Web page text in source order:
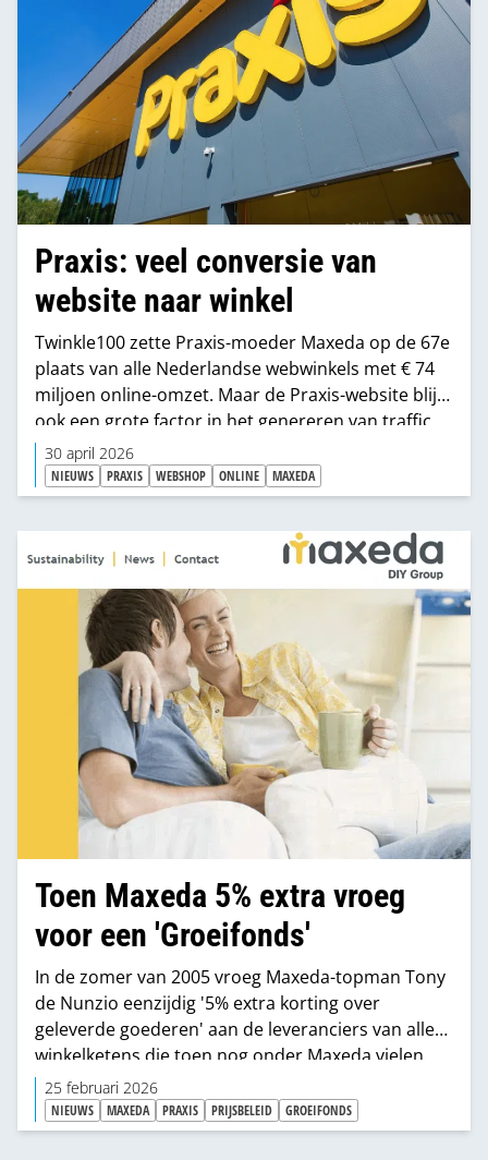
Praxis: veel conversie van
website naar winkel
Twinkle100 zette Praxis-moeder Maxeda op de 67e
plaats van alle Nederlandse webwinkels met € 74
miljoen online-omzet. Maar de Praxis-website blijkt
ook een grote factor in het genereren van traffic
naar de fysieke bouwmarkten.
30 april 2026
NIEUWS PRAXIS WEBSHOP ONLINE MAXEDA
Toen Maxeda 5% extra vroeg
voor een 'Groeifonds'
In de zomer van 2005 vroeg Maxeda-topman Tony
de Nunzio eenzijdig '5% extra korting over
geleverde goederen' aan de leveranciers van alle
winkelketens die toen nog onder Maxeda vielen.
Praxis was er daar een van. Het jaar daarvoor had
Maxeda ook al 3% extra geëist.
25 februari 2026
NIEUWS MAXEDA PRAXIS PRIJSBELEID GROEIFONDS